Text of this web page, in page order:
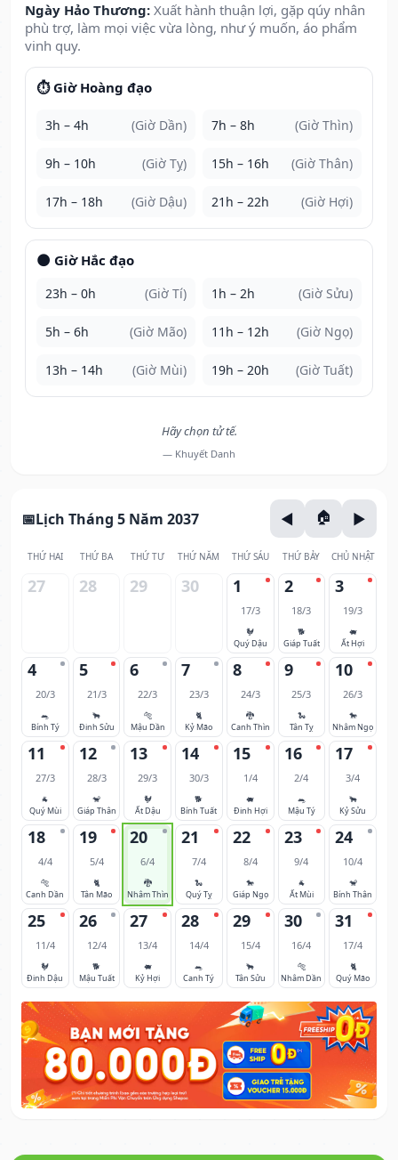
Ngày Hảo Thương: Xuất hành thuận lợi, gặp qúy nhân
phù trợ, làm mọi việc vừa lòng, như ý muốn, áo phẩm
vinh quy.
⏱️ Giờ Hoàng đạo
3h – 4h (Giờ Dần) 7h – 8h (Giờ Thìn)
9h – 10h (Giờ Tỵ) 15h – 16h (Giờ Thân)
17h – 18h (Giờ Dậu) 21h – 22h (Giờ Hợi)
🌑 Giờ Hắc đạo
23h – 0h (Giờ Tí) 1h – 2h (Giờ Sửu)
5h – 6h (Giờ Mão) 11h – 12h (Giờ Ngọ)
13h – 14h (Giờ Mùi) 19h – 20h (Giờ Tuất)
Hãy chọn tử tế.
— Khuyết Danh
Lịch Tháng 5 Năm 2037
THỨ HAI THỨ BA THỨ TƯ THỨ NĂM THỨ SÁU THỨ BẢY CHỦ NHẬT
27 28 29 30 1
17/3
🐓
Quý Dậu
2
18/3
🐕
Giáp Tuất
3
19/3
🐖
Ất Hợi
4
20/3
🐀
Bính Tý
5
21/3
🐂
Đinh Sửu
6
22/3
🐅
Mậu Dần
7
23/3
🐈
Kỷ Mão
8
24/3
🐉
Canh Thìn
9
25/3
🐍
Tân Tỵ
10
26/3
🐎
Nhâm Ngọ
11
27/3
🐐
Quý Mùi
12
28/3
🐒
Giáp Thân
13
29/3
🐓
Ất Dậu
14
30/3
🐕
Bính Tuất
15
1/4
🐖
Đinh Hợi
16
2/4
🐀
Mậu Tý
17
3/4
🐂
Kỷ Sửu
18
4/4
🐅
Canh Dần
19
5/4
🐈
Tân Mão
20
6/4
🐉
Nhâm Thìn
21
7/4
🐍
Quý Tỵ
22
8/4
🐎
Giáp Ngọ
23
9/4
🐐
Ất Mùi
24
10/4
🐒
Bính Thân
25
11/4
🐓
Đinh Dậu
26
12/4
🐕
Mậu Tuất
27
13/4
🐖
Kỷ Hợi
28
14/4
🐀
Canh Tý
29
15/4
🐂
Tân Sửu
30
16/4
🐅
Nhâm Dần
31
17/4
🐈
Quý Mão